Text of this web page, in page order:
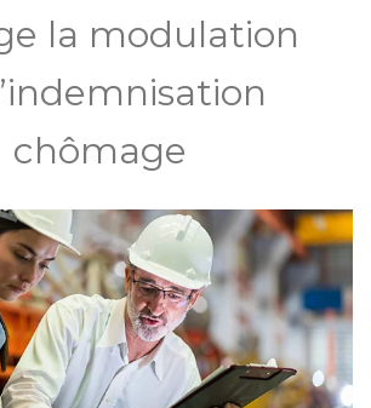
la modulation
chômage